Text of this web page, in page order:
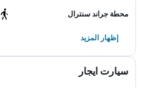
محطة جراند سنترال
إظهار المزيد
سيارت ايجار